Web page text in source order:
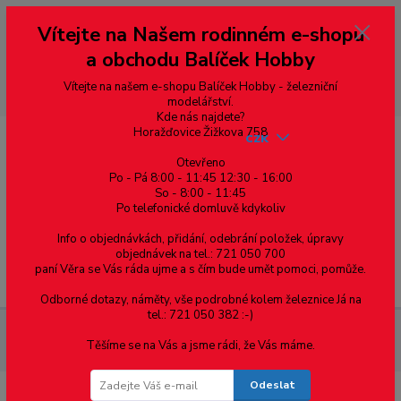
--- pro zákazníky ze Slovenska a jiných zemí, pokud chcete platit v eurech
přepněte si e-shop na euro 💶 pro přepočet měny - pravý horní roh ---
dobírky – pokud si z nějakého důvodu zásilku nevyzvednete, bude po
domluvě zaslána znovu s opětovnou platbou za poštovné, v opačném
případě bude zrušena a účet přidán na blacklist a rušeny následující
objednávky.
Menu
CZK
přestavníku PL-10
Vítejte na Našem rodinném e-shopu
a obchodu Balíček Hobby
Vítejte na našem e-shopu Balíček Hobby - železniční
modelářství.
Kde nás najdete?
Horažďovice Žižkova 758
Otevřeno
Po - Pá 8:00 - 11:45 12:30 - 16:00
So - 8:00 - 11:45
Po telefonické domluvě kdykoliv
Info o objednávkách, přidání, odebrání položek, úpravy
objednávek na tel.: 721 050 700
paní Věra se Vás ráda ujme a s čím bude umět pomoci, pomůže.
Odborné dotazy, náměty, vše podrobné kolem železnice Já na
tel.: 721 050 382 :-)
Těšíme se na Vás a jsme rádi, že Vás máme.
Odeslat